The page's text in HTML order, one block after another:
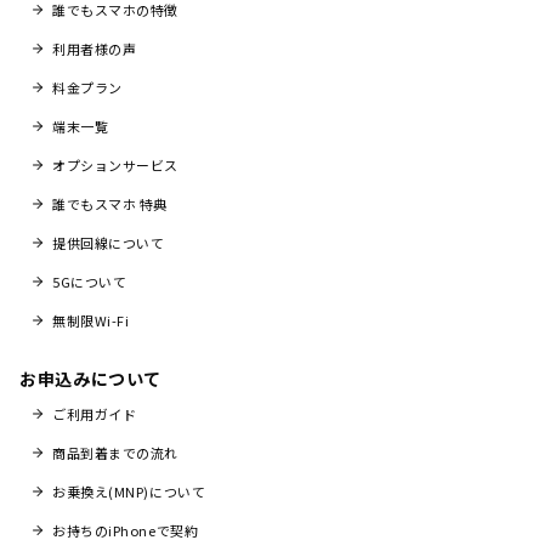
誰でもスマホの特徴
利用者様の声
料金プラン
端末一覧
オプションサービス
誰でもスマホ 特典
提供回線について
5Gについて
無制限Wi-Fi
お申込みについて
ご利用ガイド
商品到着までの流れ
お乗換え(MNP)について
お持ちのiPhoneで契約